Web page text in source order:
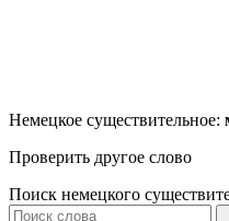
Немецкое существительное:
Проверить другое слово
Поиск немецкого